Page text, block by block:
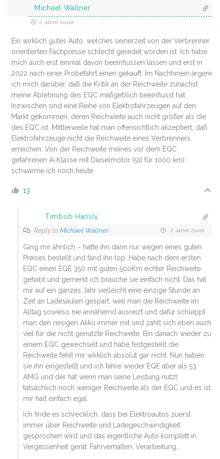
Michael Wallner
2 Jahre zuvor
Ein wirklich gutes Auto, welches seinerzeit von der Verbrenner
orientierten Fachpresse schlecht geredet worden ist. Ich habe
mich auch erst einmal davon beeinflussen lassen und erst in
2022 nach einer Probefahrt einen gekauft. Im Nachhinein ärgere
ich mich darüber, daß die Kritik an der Reichweite zunächst
meine Ablehnung des EQC maßgeblich beeinflusst hat.
Inzwischen sind eine Reihe von Elektrofahrzeugen auf den
Markt gekommen, deren Reichweite auch nicht größer als die
des EQC ist. Mittlerweile hat man offensichtlich akzeptiert, daß
Elektrofahrzeuge nicht die Reichweite eines Verbrenners
erreichen. Von der Reichweite meines vor dem EQC
gefahrenen A-Klasse mit Dieselmotor (51l für 1000 km)
schwärme ich noch heute.
13
Timbob Hansly
Reply to Michael Wallner 2 Jahre zuvor
Ging mir ähnlich – hatte ihn dann nur wegen eines guten
Preises bestellt und fand ihn top. Habe nach dem ersten
EQC einen EQE 350 mit guten 500Km echter Reichweite
gehabt und gemerkt ich brauche sie einfach nicht. Das hat
mir auf ein ganzes Jahr vielleicht eine einzige Stunde an
Zeit an Ladesäulen gespart, weil man die Reichweite im
Alltag sowieso nie annähernd ausreizt und dafür schleppt
man den riesigen Akku immer mit und zahlt sich eben auch
viel für die nicht genutzte Reichweite. Bin danach wieder zu
einem EQC gewechselt und habe festgestellt die
Reichweite fehlt mir wirklich absolut gar nicht. Nun haben
sie ihn eingestellt und ich fahre wieder EQE aber als 53
AMG und der hat wenn man seine Leistung nutzt
tatsächlich noch weniger Reichweite als der EQC und es ist
mir halt einfach egal.
Ich finde es schrecklich, dass bei Elektroautos zuerst
immer über Reichweite und Ladegeschwindigkeit
gesprochen wird und das eigentliche Auto komplett in
Vergessenheit gerät: Fahrverhalten, Verarbeitung…